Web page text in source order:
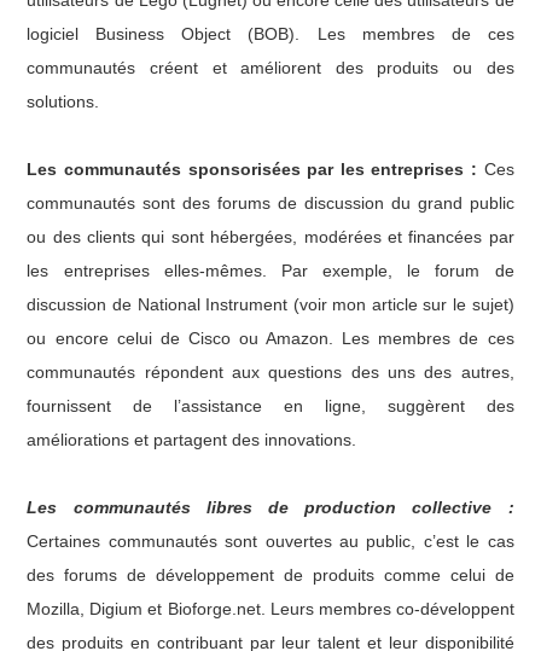
logiciel Business Object (BOB). Les membres de ces
communautés créent et améliorent des produits ou des
solutions.
Les communautés sponsorisées par les entreprises : Ces
communautés sont des forums de discussion du grand public
ou des clients qui sont hébergées, modérées et financées par
les entreprises elles-mêmes. Par exemple, le forum de
discussion de National Instrument (voir mon article sur le sujet)
ou encore celui de Cisco ou Amazon. Les membres de ces
communautés répondent aux questions des uns des autres,
fournissent de l’assistance en ligne, suggèrent des
améliorations et partagent des innovations.
Les communautés libres de production collective :
Certaines communautés sont ouvertes au public, c’est le cas
des forums de développement de produits comme celui de
Mozilla, Digium et Bioforge.net. Leurs membres co-développent
des produits en contribuant par leur talent et leur disponibilité